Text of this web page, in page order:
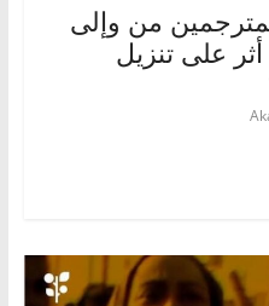
من وإلى
على تنزيل